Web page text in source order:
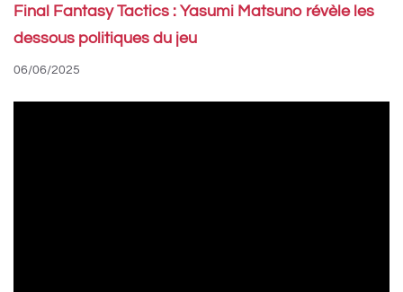
Final Fantasy Tactics : Yasumi Matsuno révèle les
dessous politiques du jeu
06/06/2025